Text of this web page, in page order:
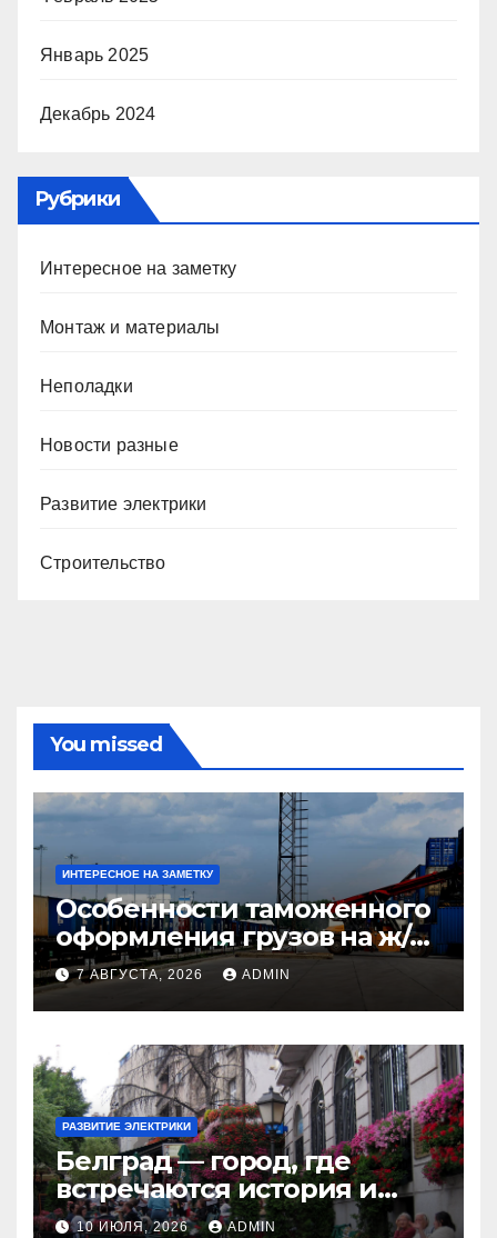
Январь 2025
Декабрь 2024
Рубрики
Интересное на заметку
Монтаж и материалы
Неполадки
Новости разные
Развитие электрики
Строительство
You missed
ИНТЕРЕСНОЕ НА ЗАМЕТКУ
Особенности таможенного
оформления грузов на ж/д
станциях при перевозке из
Китая в Казахстан
7 АВГУСТА, 2026 ADMIN
РАЗВИТИЕ ЭЛЕКТРИКИ
Белград — город, где
встречаются история и
современность
10 ИЮЛЯ, 2026 ADMIN